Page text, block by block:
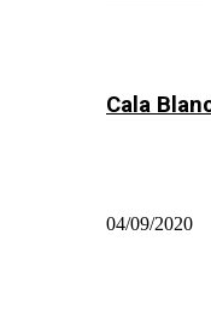
Cala
04/09/2020